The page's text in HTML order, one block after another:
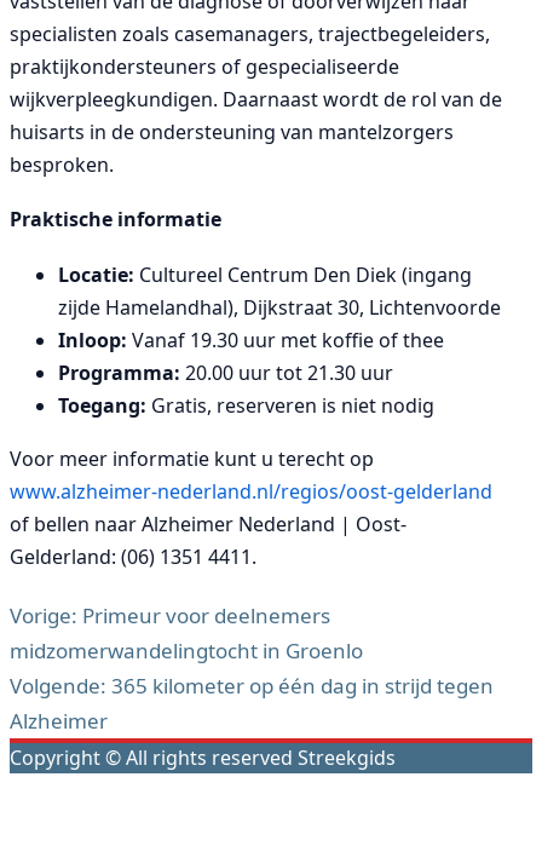
specialisten zoals casemanagers, trajectbegeleiders,
praktijkondersteuners of gespecialiseerde
wijkverpleegkundigen. Daarnaast wordt de rol van de
huisarts in de ondersteuning van mantelzorgers
besproken.
Praktische informatie
Locatie: Cultureel Centrum Den Diek (ingang
zijde Hamelandhal), Dijkstraat 30, Lichtenvoorde
Inloop: Vanaf 19.30 uur met koffie of thee
Programma: 20.00 uur tot 21.30 uur
Toegang: Gratis, reserveren is niet nodig
Voor meer informatie kunt u terecht op
www.alzheimer-nederland.nl/regios/oost-gelderland
of bellen naar Alzheimer Nederland | Oost-
Gelderland: (06) 1351 4411.
Bericht
navigatie
Vorige: Primeur voor deelnemers
midzomerwandelingtocht in Groenlo
Volgende: 365 kilometer op één dag in strijd tegen
Alzheimer
Copyright © All rights reserved Streekgids